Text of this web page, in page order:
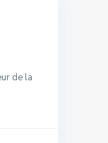
de la